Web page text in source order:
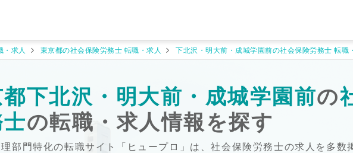
・求人 東京都の社会保険労務士 転職・求人 下北沢・明大前・成城学園前の社会保険労務士 転職
下北沢・明大前・成城学園前の
の転職・求人情報を探す
部門特化の転職サイト「ヒュープロ」は、社会保険労務士の求人を多数